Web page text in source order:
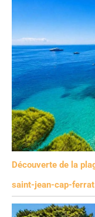
Découverte de la
saint-jean-cap-ferrat